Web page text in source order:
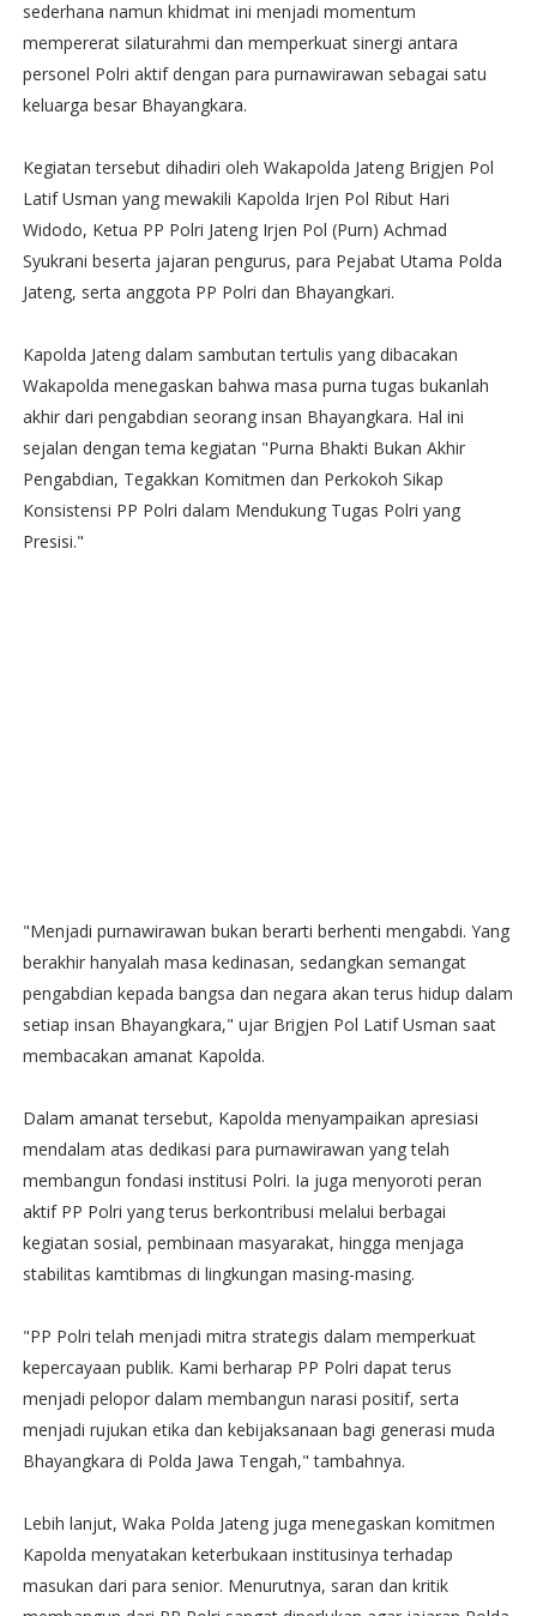
sederhana namun khidmat ini menjadi momentum
mempererat silaturahmi dan memperkuat sinergi antara
personel Polri aktif dengan para purnawirawan sebagai satu
keluarga besar Bhayangkara.
Kegiatan tersebut dihadiri oleh Wakapolda Jateng Brigjen Pol
Latif Usman yang mewakili Kapolda Irjen Pol Ribut Hari
Widodo, Ketua PP Polri Jateng Irjen Pol (Purn) Achmad
Syukrani beserta jajaran pengurus, para Pejabat Utama Polda
Jateng, serta anggota PP Polri dan Bhayangkari.
Kapolda Jateng dalam sambutan tertulis yang dibacakan
Wakapolda menegaskan bahwa masa purna tugas bukanlah
akhir dari pengabdian seorang insan Bhayangkara. Hal ini
sejalan dengan tema kegiatan "Purna Bhakti Bukan Akhir
Pengabdian, Tegakkan Komitmen dan Perkokoh Sikap
Konsistensi PP Polri dalam Mendukung Tugas Polri yang
Presisi."
"Menjadi purnawirawan bukan berarti berhenti mengabdi. Yang
berakhir hanyalah masa kedinasan, sedangkan semangat
pengabdian kepada bangsa dan negara akan terus hidup dalam
setiap insan Bhayangkara," ujar Brigjen Pol Latif Usman saat
membacakan amanat Kapolda.
Dalam amanat tersebut, Kapolda menyampaikan apresiasi
mendalam atas dedikasi para purnawirawan yang telah
membangun fondasi institusi Polri. Ia juga menyoroti peran
aktif PP Polri yang terus berkontribusi melalui berbagai
kegiatan sosial, pembinaan masyarakat, hingga menjaga
stabilitas kamtibmas di lingkungan masing-masing.
"PP Polri telah menjadi mitra strategis dalam memperkuat
kepercayaan publik. Kami berharap PP Polri dapat terus
menjadi pelopor dalam membangun narasi positif, serta
menjadi rujukan etika dan kebijaksanaan bagi generasi muda
Bhayangkara di Polda Jawa Tengah," tambahnya.
Lebih lanjut, Waka Polda Jateng juga menegaskan komitmen
Kapolda menyatakan keterbukaan institusinya terhadap
masukan dari para senior. Menurutnya, saran dan kritik